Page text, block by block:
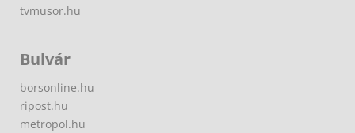
tvmusor.hu
Bulvár
borsonline.hu
ripost.hu
metropol.hu